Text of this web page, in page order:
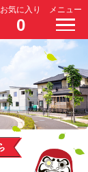
お気に入り
0
メニュー